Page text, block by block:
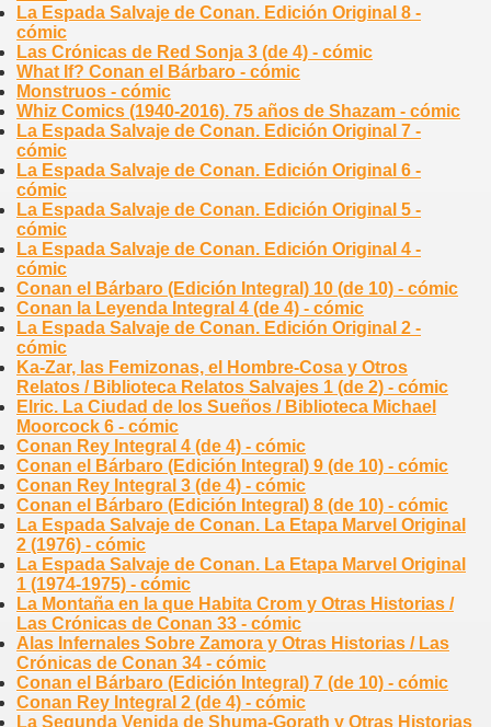
La Espada Salvaje de Conan. Edición Original 8 -
cómic
Las Crónicas de Red Sonja 3 (de 4) - cómic
What If? Conan el Bárbaro - cómic
Monstruos - cómic
Whiz Comics (1940-2016). 75 años de Shazam - cómic
La Espada Salvaje de Conan. Edición Original 7 -
cómic
La Espada Salvaje de Conan. Edición Original 6 -
cómic
La Espada Salvaje de Conan. Edición Original 5 -
cómic
La Espada Salvaje de Conan. Edición Original 4 -
cómic
Conan el Bárbaro (Edición Integral) 10 (de 10) - cómic
Conan la Leyenda Integral 4 (de 4) - cómic
La Espada Salvaje de Conan. Edición Original 2 -
cómic
Ka-Zar, las Femizonas, el Hombre-Cosa y Otros
Relatos / Biblioteca Relatos Salvajes 1 (de 2) - cómic
Elric. La Ciudad de los Sueños / Biblioteca Michael
Moorcock 6 - cómic
Conan Rey Integral 4 (de 4) - cómic
Conan el Bárbaro (Edición Integral) 9 (de 10) - cómic
Conan Rey Integral 3 (de 4) - cómic
Conan el Bárbaro (Edición Integral) 8 (de 10) - cómic
La Espada Salvaje de Conan. La Etapa Marvel Original
2 (1976) - cómic
La Espada Salvaje de Conan. La Etapa Marvel Original
1 (1974-1975) - cómic
La Montaña en la que Habita Crom y Otras Historias /
Las Crónicas de Conan 33 - cómic
Alas Infernales Sobre Zamora y Otras Historias / Las
Crónicas de Conan 34 - cómic
Conan el Bárbaro (Edición Integral) 7 (de 10) - cómic
Conan Rey Integral 2 (de 4) - cómic
La Segunda Venida de Shuma-Gorath y Otras Historias